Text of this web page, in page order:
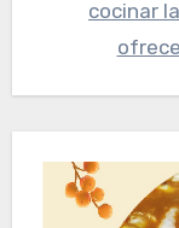
cocinar